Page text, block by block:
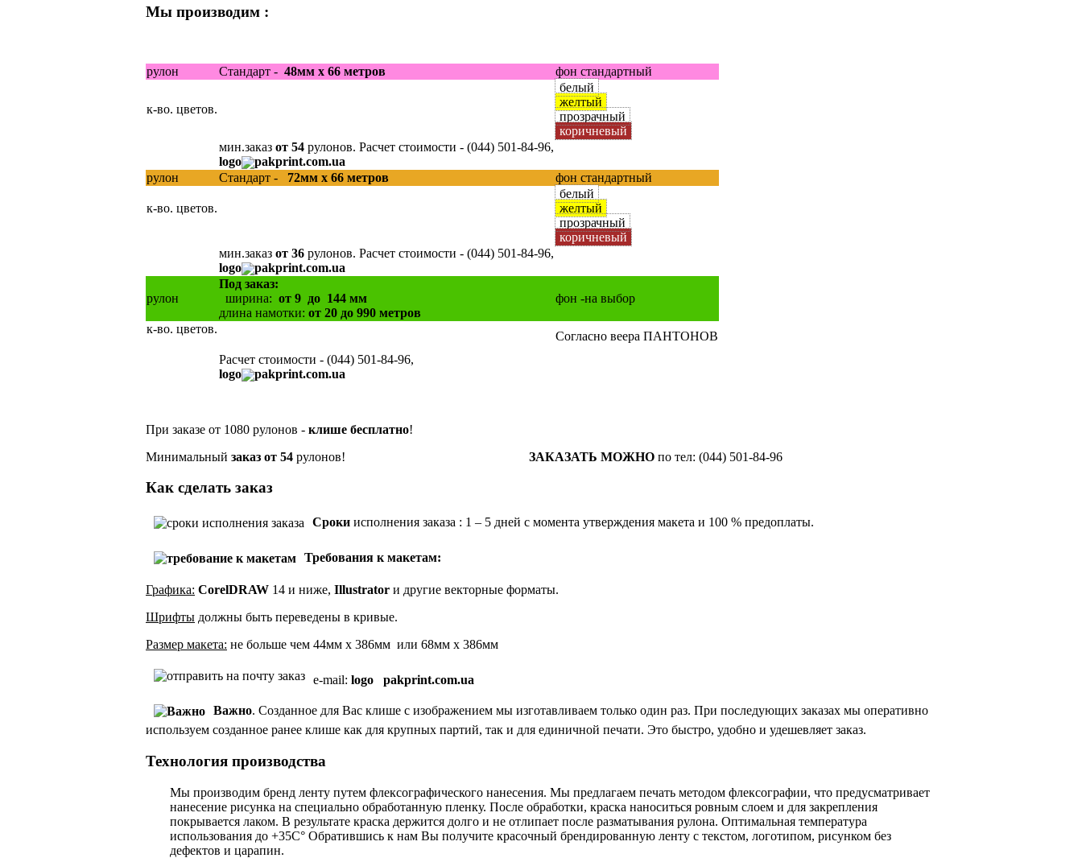
Мы производим :
рулон Стандарт - 48мм х 66 метров фон стандартный
к-во. цветов.
белый
желтый
прозрачный
коричневый
мин.заказ от 54 рулонов. Расчет стоимости - (044) 501-84-96,
logo
pakprint.com.ua
рулон
Стандарт - 72мм х 66 метров фон стандартный
к-во. цветов.
белый
желтый
прозрачный
коричневый
мин.заказ от 36 рулонов. Расчет стоимости - (044) 501-84-96,
logo
pakprint.com.ua
рулон
Под заказ:
ширина: от 9 до 144 мм
длина намотки: от 20 до 990 метров
фон -на выбор
к-во. цветов.
Согласно веера ПАНТОНОВ
Расчет стоимости - (044) 501-84-96,
logo
pakprint.com.ua
При заказе от 1080 рулонов - клише бесплатно!
Минимальный заказ от 54 рулонов! ЗАКАЗАТЬ МОЖНО по тел: (044) 501-84-96
Как сделать заказ
Сроки исполнения заказа : 1 – 5 дней с момента утверждения макета и 100 % предоплаты.
Требования к макетам:
Графика: CorelDRAW 14 и ниже, Illustrator и другие векторные форматы.
Шрифты должны быть переведены в кривые.
Размер макета: не больше чем 44мм х 386мм или 68мм х 386мм
e-mail: logo pakprint.com.ua
Важно. Созданное для Вас клише с изображением мы изготавливаем только один раз. При последующих заказах мы оперативно
используем созданное ранее клише как для крупных партий, так и для единичной печати. Это быстро, удобно и удешевляет заказ.
Технология производства
Мы производим бренд ленту путем флексографического нанесения. Мы предлагаем печать методом флексографии, что предусматривает
нанесение рисунка на специально обработанную пленку. После обработки, краска наноситься ровным слоем и для закрепления
покрывается лаком. В результате краска держится долго и не отлипает после разматывания рулона. Оптимальная температура
использования до +35С° Обратившись к нам Вы получите красочный брендированную ленту с текстом, логотипом, рисунком без
дефектов и царапин.